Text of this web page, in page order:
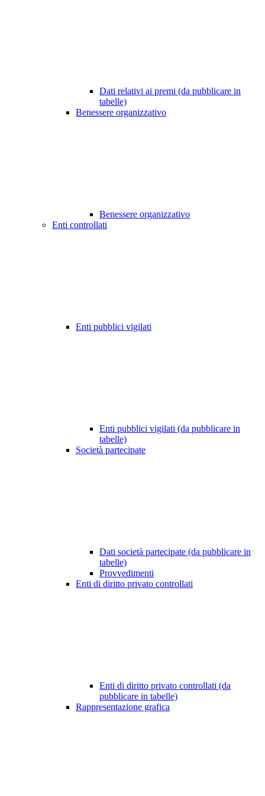
Dati relativi ai premi (da pubblicare in
tabelle)
Benessere organizzativo
Benessere organizzativo
Enti controllati
Enti pubblici vigilati
Enti pubblici vigilati (da pubblicare in
tabelle)
Società partecipate
Dati società partecipate (da pubblicare in
tabelle)
Provvedimenti
Enti di diritto privato controllati
Enti di diritto privato controllati (da
pubblicare in tabelle)
Rappresentazione grafica